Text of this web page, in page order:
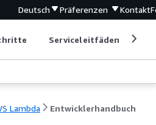
Deutsch Präferenzen Kontakt
Serviceleitfäden
Lambda Entwicklerhandbuch